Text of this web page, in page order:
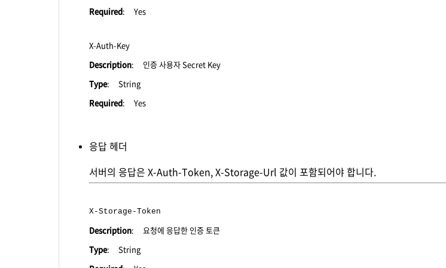
Required: Yes
X-Auth-Key
Description: 인증 사용자 Secret Key
Type: String
Required: Yes
응답 헤더
서버의 응답은 X-Auth-Token, X-Storage-Url 값이 포함되어야 합니다.
X-Storage-Token
Description: 요청에 응답한 인증 토큰
Type: String